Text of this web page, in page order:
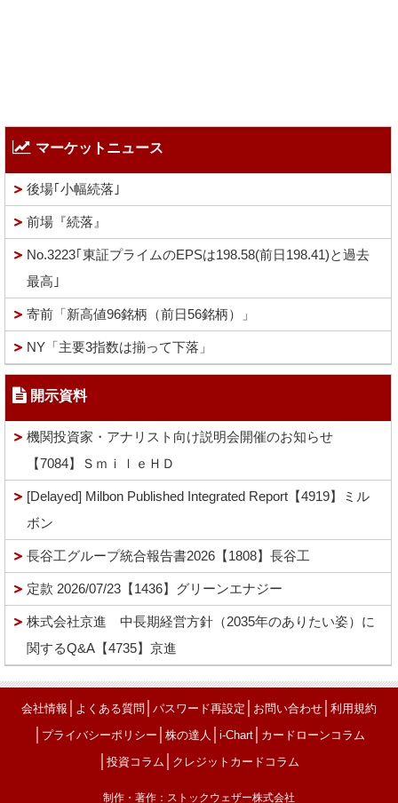
マーケットニュース
後場｢小幅続落｣
前場『続落』
No.3223｢東証プライムのEPSは198.58(前日198.41)と過去
最高｣
寄前「新高値96銘柄（前日56銘柄）」
NY「主要3指数は揃って下落」
開示資料
機関投資家・アナリスト向け説明会開催のお知らせ
【7084】ＳｍｉｌｅＨＤ
[Delayed] Milbon Published Integrated Report【4919】ミル
ボン
長谷工グループ統合報告書2026【1808】長谷工
定款 2026/07/23【1436】グリーンエナジー
株式会社京進 中長期経営方針（2035年のありたい姿）に
関するQ&A【4735】京進
会社情報 よくある質問 パスワード再設定 お問い合わせ 利用規約
プライバシーポリシー 株の達人 i-Chart│ カードローンコラム
投資コラム クレジットカードコラム
制作・著作：ストックウェザー株式会社